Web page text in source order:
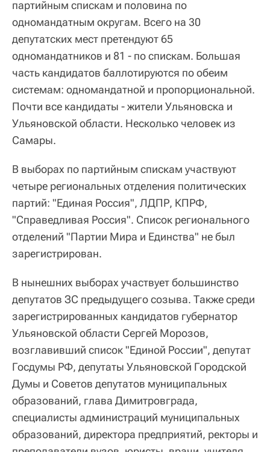
партийным спискам и половина по
одномандатным округам. Всего на 30
депутатских мест претендуют 65
одномандатников и 81 - по спискам. Большая
часть кандидатов баллотируются по обеим
системам: одномандатной и пропорциональной.
Почти все кандидаты - жители Ульяновска и
Ульяновской области. Несколько человек из
Самары.
В выборах по партийным спискам участвуют
четыре региональных отделения политических
партий: "Единая Россия", ЛДПР, КПРФ,
"Справедливая Россия". Список регионального
отделений "Партии Мира и Единства" не был
зарегистрирован.
В нынешних выборах участвует большинство
депутатов ЗС предыдущего созыва. Также среди
зарегистрированных кандидатов губернатор
Ульяновской области Сергей Морозов,
возглавивший список "Единой России", депутат
Госдумы РФ, депутаты Ульяновской Городской
Думы и Советов депутатов муниципальных
образований, глава Димитровграда,
специалисты администраций муниципальных
образований, директора предприятий, ректоры и